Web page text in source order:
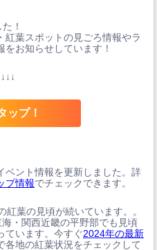
！
紅葉スポットの見ごろ情報やラ
お知らせしています！
ップ！
ベント情報を更新しました。詳
プ情報でチェックできます。
葉の見頃が続いています。。
・関西近畿の平野部でも見頃
ています。今すぐ2024年の最新
各地の紅葉状況をチェックして